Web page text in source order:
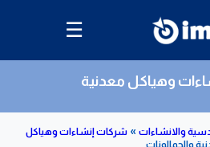
☰
وهياكل معدنية
»